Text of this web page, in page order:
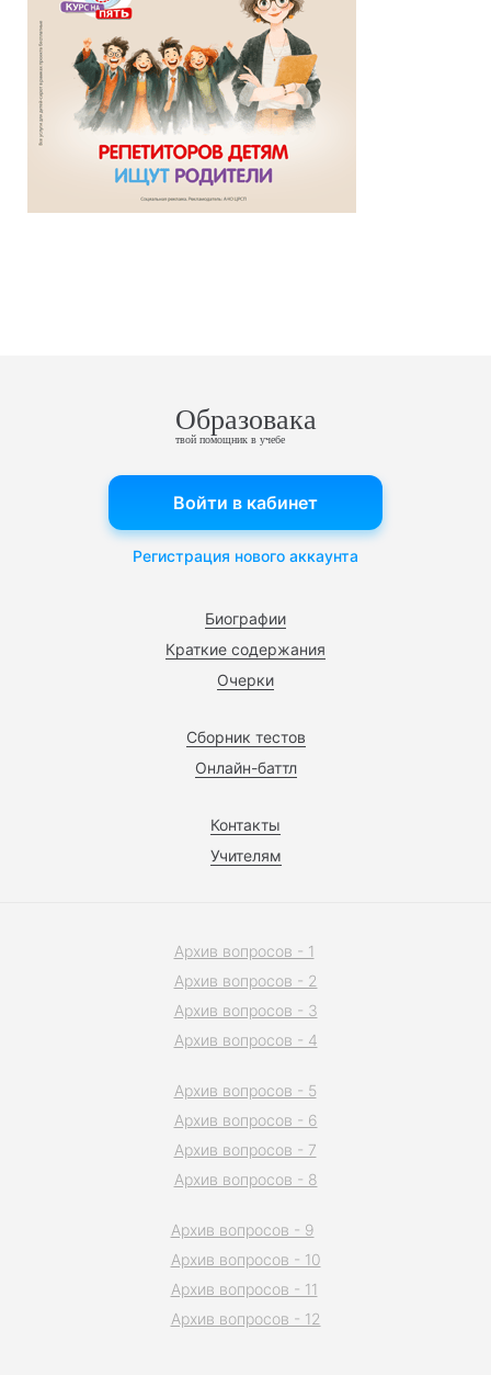
Образовака
твой помощник в учебе
Биографии
Краткие содержания
Очерки
Сборник тестов
Онлайн-баттл
Контакты
Учителям
Войти в кабинет
Регистрация нового аккаунта
Архив вопросов - 1
Архив вопросов - 2
Архив вопросов - 3
Архив вопросов - 4
Архив вопросов - 5
Архив вопросов - 6
Архив вопросов - 7
Архив вопросов - 8
Архив вопросов - 9
Архив вопросов - 10
Архив вопросов - 11
Архив вопросов - 12